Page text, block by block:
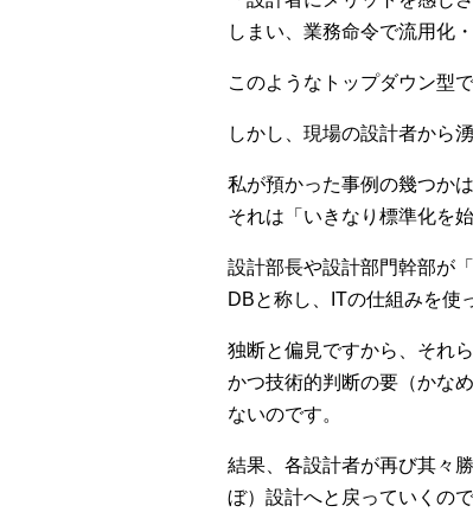
しまい、業務命令で流用化
このようなトップダウン型
しかし、現場の設計者から
私が預かった事例の幾つか
それは「いきなり標準化を
設計部長や設計部門幹部が
DBと称し、ITの仕組みを使
独断と偏見ですから、それ
かつ技術的判断の要（かな
ないのです。
結果、各設計者が再び其々
ぼ）設計へと戻っていくので